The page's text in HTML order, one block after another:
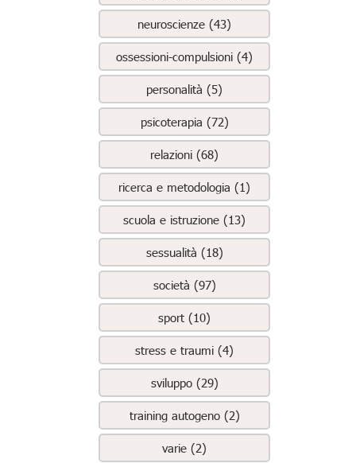
neuroscienze (43)
ossessioni-compulsioni (4)
personalità (5)
psicoterapia (72)
relazioni (68)
ricerca e metodologia (1)
scuola e istruzione (13)
sessualità (18)
società (97)
sport (10)
stress e traumi (4)
sviluppo (29)
training autogeno (2)
varie (2)